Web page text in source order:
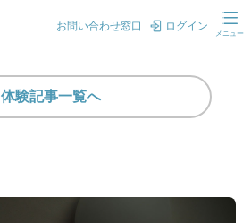
お問い合わせ窓口 ログイン
メニュー
体験記事一覧へ